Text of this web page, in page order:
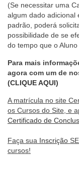
(Se necessitar uma
algum dado adicional
padrão, poderá
possibilidade de se
do tempo que o Aluno
Para mais
agora com um de
(CLIQUE AQUI)
A matrícula no site
os Cursos do Site, e
Certificado de
Faça sua Inscrição
cursos!